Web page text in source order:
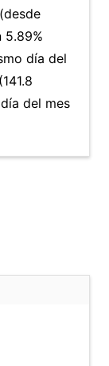
5.89%
día del
del mes